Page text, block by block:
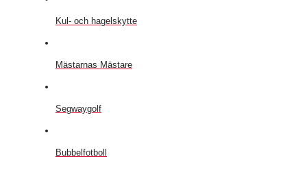
Kul- och hagelskytte
Mästarnas Mästare
Segwaygolf
Bubbelfotboll